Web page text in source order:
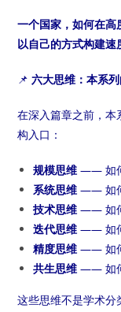
一个国家，如何在高
以自己的方式构建速
📌六大思维：本系
在深入篇章之前，
构入口：
规模思维 —— 如
系统思维 —— 如
技术思维 —— 如
迭代思维 —— 如
精度思维 —— 如
共生思维 —— 如
这些思维不是学术分